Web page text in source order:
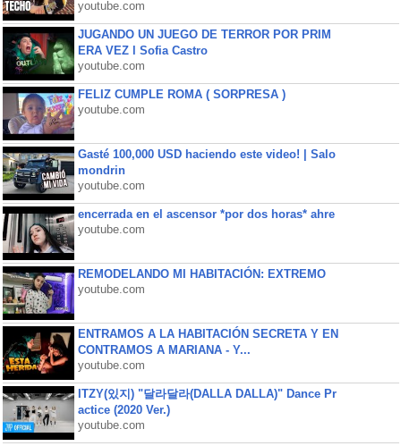
youtube.com
JUGANDO UN JUEGO DE TERROR POR PRIM
ERA VEZ l Sofia Castro
youtube.com
FELIZ CUMPLE ROMA ( SORPRESA )
youtube.com
Gasté 100,000 USD haciendo este video! | Salo
mondrin
youtube.com
encerrada en el ascensor *por dos horas* ahre
youtube.com
REMODELANDO MI HABITACIÓN: EXTREMO
youtube.com
ENTRAMOS A LA HABITACIÓN SECRETA Y EN
CONTRAMOS A MARIANA - Y...
youtube.com
ITZY(있지) "달라달라(DALLA DALLA)" Dance Pr
actice (2020 Ver.)
youtube.com